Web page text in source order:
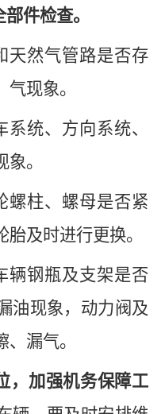
件检查。
天然气管路是否存
现象。
系统、方向系统、
。
螺柱、螺母是否紧
及时进行更换。
辆钢瓶及支架是否
油现象，动力阀及
漏气。
，加强机务保障工